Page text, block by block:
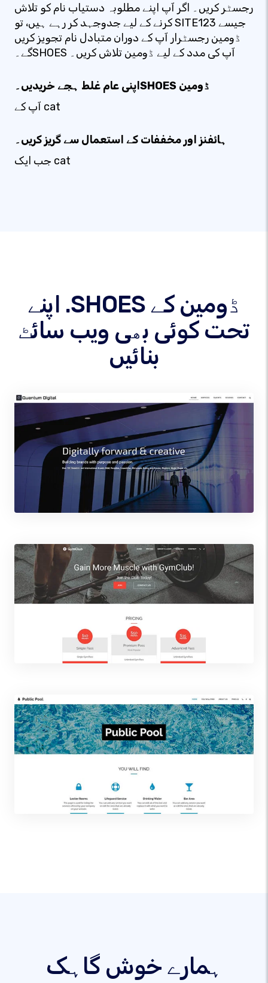
رجسٹر کریں۔ اگر آپ اپنے مطلوبہ دستیاب نام کو تلاش
کرنے کے لیے جدوجہد کر رہے ہیں، تو SITE123 جیسے
ڈومین رجسٹرار آپ کے دوران متبادل نام تجویز کریں
گے۔SHOES آپ کی مدد کے لیے ڈومین تلاش کریں۔
اپنی عام غلط ہجے خریدیں۔SHOES ڈومین
آپ کے cat
ہائفنز اور مخففات کے استعمال سے گریز کریں۔
جب ایک cat
اپنے .SHOES ڈومین کے
تحت کوئی بھی ویب سائٹ
بنائیں
ہمارے خوش گاہک